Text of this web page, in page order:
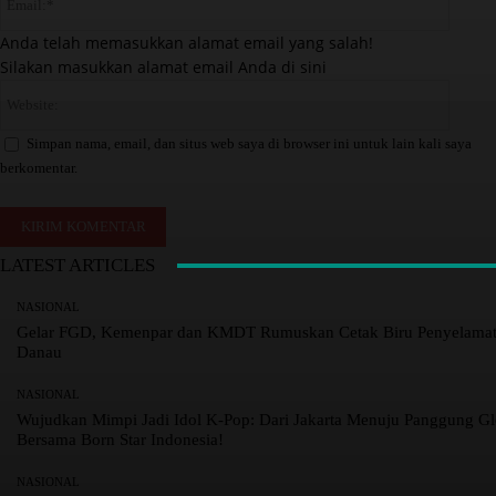
Anda telah memasukkan alamat email yang salah!
Silakan masukkan alamat email Anda di sini
b
:
Simpan nama, email, dan situs web saya di browser ini untuk lain kali saya
berkomentar.
LATEST ARTICLES
NASIONAL
Gelar FGD, Kemenpar dan KMDT Rumuskan Cetak Biru
Danau
NASIONAL
Wujudkan Mimpi Jadi Idol K-Pop: Dari Jakarta Menuju Panggung
Bersama Born Star Indonesia!